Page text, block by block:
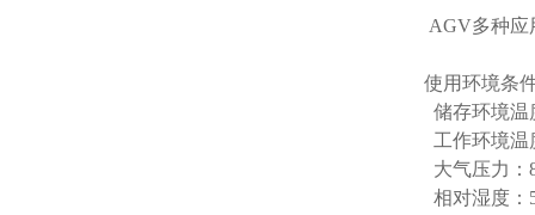
AGV多种应
使用环境条
储存环境
工作环境
大气压力：
相对湿度：